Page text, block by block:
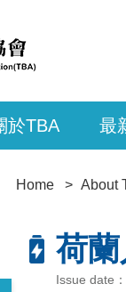
於TBA 最
Home About
荷
Issue date